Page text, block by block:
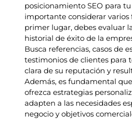
posicionamiento SEO para
importante considerar varios
primer lugar, debes evaluar
historial de éxito de la
Busca referencias, casos de
testimonios de clientes para
clara de su reputación y
Además, es fundamental
ofrezca estrategias
adapten a las necesidades
negocio y objetivos